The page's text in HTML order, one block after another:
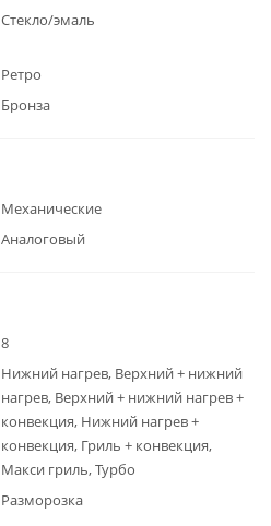
Стекло/эмаль
Ретро
Бронза
Механические
Аналоговый
8
Нижний нагрев, Верхний + нижний
нагрев, Верхний + нижний нагрев +
конвекция, Нижний нагрев +
конвекция, Гриль + конвекция,
Макси гриль, Турбо
Разморозка